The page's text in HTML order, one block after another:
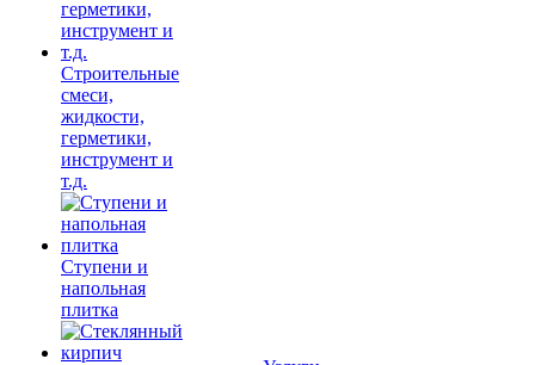
Строительные
смеси,
жидкости,
герметики,
инструмент и
т.д.
Ступени и
напольная
плитка